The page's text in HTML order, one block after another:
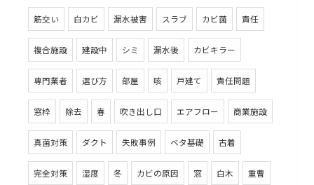
筋交い 白カビ 漏水被害 スラブ カビ菌 責任
複合施設 建設中 シミ 漏水後 カビキラー
専門業者 選び方 部屋 咳 戸建て 責任問題
窓枠 除去 春 吹き出し口 エアフロー 商業施設
真菌対策 ダクト 失敗事例 ベタ基礎 古着
完全対策 湿度 冬 カビの原因 窓 白木 重曹